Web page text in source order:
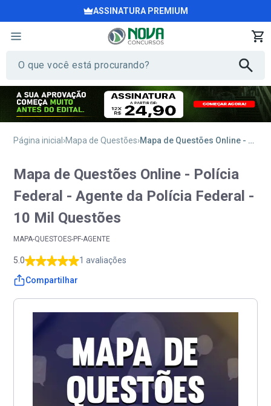
ASSINATURA PREMIUM
Página inicial Mapa de Questões Mapa de Questões Online - Polícia Federal - Agente da Polícia Federal - 10 Mil Questões
Mapa de Questões Online - Polícia
Federal - Agente da Polícia Federal -
10 Mil Questões
MAPA-QUESTOES-PF-AGENTE
5.0 1 avaliações
Compartilhar